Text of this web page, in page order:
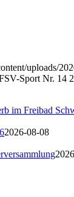
uploads/
Sport Nr. 14
im Freibad
2026-08-08